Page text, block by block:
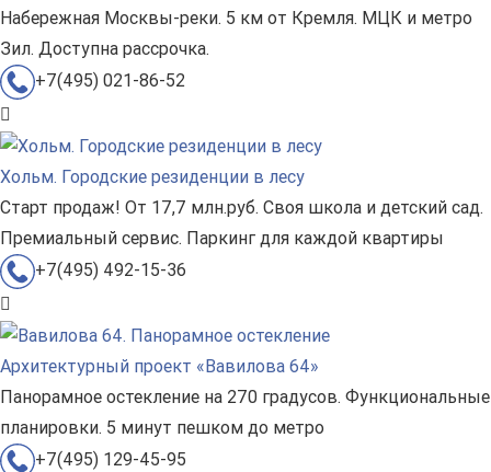
Набережная Москвы-реки. 5 км от Кремля. МЦК и метро
Зил. Доступна рассрочка.
+7(495) 021-86-52
Хольм. Городские резиденции в лесу
Старт продаж! От 17,7 млн.руб. Своя школа и детский сад.
Премиальный сервис. Паркинг для каждой квартиры
+7(495) 492-15-36
Архитектурный проект «Вавилова 64»
Панорамное остекление на 270 градусов. Функциональные
планировки. 5 минут пешком до метро
+7(495) 129-45-95